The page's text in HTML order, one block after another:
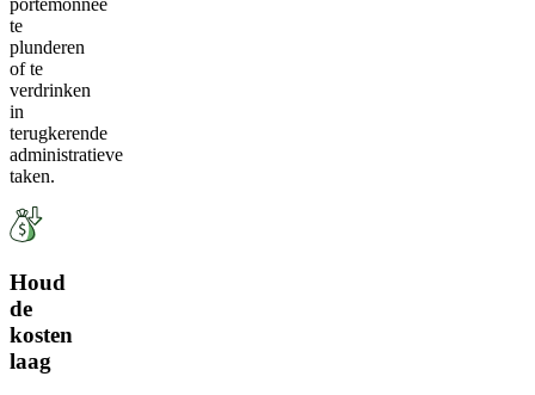
portemonnee
te
plunderen
of te
verdrinken
in
terugkerende
administratieve
taken.
Houd
de
kosten
laag